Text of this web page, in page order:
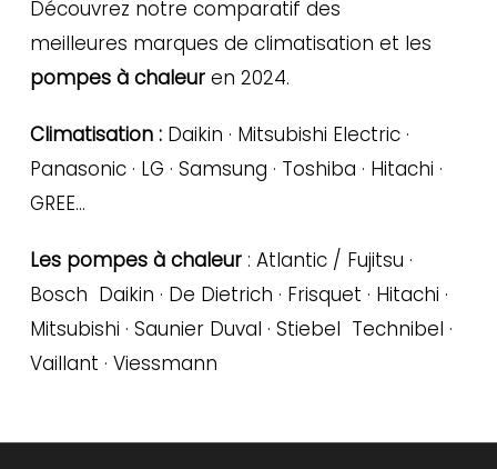
Découvrez notre comparatif des
meilleures marques de climatisation et les
pompes à chaleur en 2024.
Climatisation :Daikin · Mitsubishi Electric ·
Panasonic · LG · Samsung · Toshiba · Hitachi ·
GREE…
Les pompes à chaleur: Atlantic / Fujitsu ·
Bosch Daikin · De Dietrich · Frisquet · Hitachi ·
Mitsubishi · Saunier Duval · Stiebel Technibel ·
Vaillant · Viessmann